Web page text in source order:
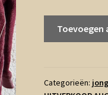
€5.00.
Dry
Toevoegen
Categorieën: